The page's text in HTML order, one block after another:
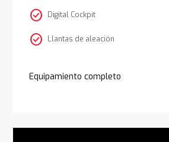
check_circle Digital Cockpit
check_circle Llantas de aleación
Equipamiento completo